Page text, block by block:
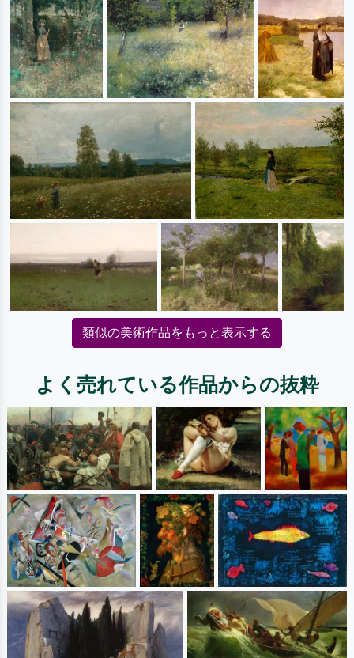
類似の美術作品をもっと表示する
よく売れている作品からの抜粋